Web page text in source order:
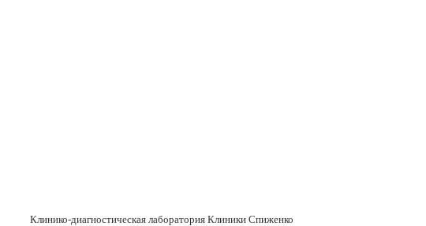
Клинико-диагностическая лаборатория Клиники Спиженко